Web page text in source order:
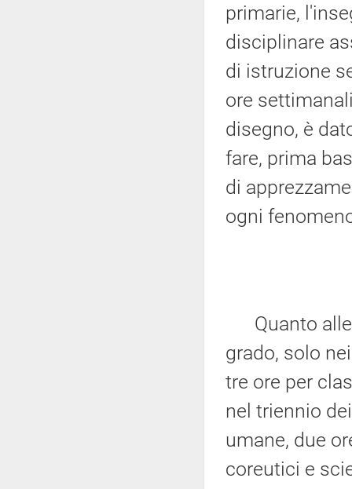
primarie,
disciplinare
di istruzione
ore
disegno, è
fare, prima
di
ogni
Quanto alle
grado, solo
tre ore per
nel triennio
umane, due
coreutici e